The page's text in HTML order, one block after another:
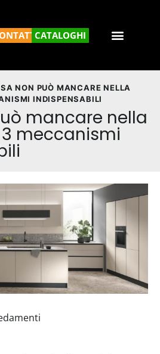
CATALOGHI
NON PUÒ MANCARE NELLA
INDISPENSABILI
mancare nella
meccanismi